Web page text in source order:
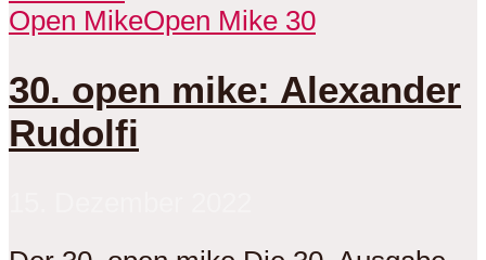
Open MikeOpen Mike 30
30. open mike: Alexander
Rudolfi